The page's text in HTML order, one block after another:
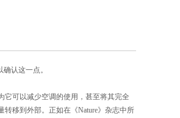
认这一点。
可以减少空调的使用，甚至将其完全
移到外部。正如在《Nature》杂志中所